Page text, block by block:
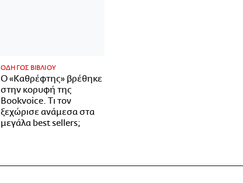
ΟΔΗΓΟΣ ΒΙΒΛΙΟΥ
Ο «Καθρέφτης» βρέθηκε
στην κορυφή της
Bookvoice. Τι τον
ξεχώρισε ανάμεσα στα
μεγάλα best sellers;